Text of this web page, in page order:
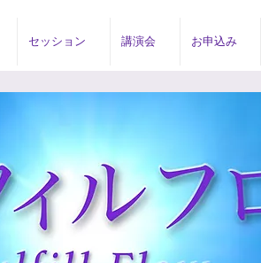
セッション 講演会 お申込み